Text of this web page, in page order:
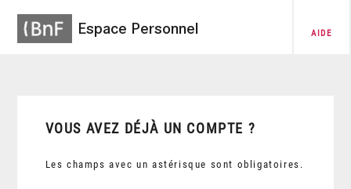
Espace Personnel AIDE
VOUS AVEZ DÉJÀ UN COMPTE ?
Les champs avec un astérisque sont obligatoires.